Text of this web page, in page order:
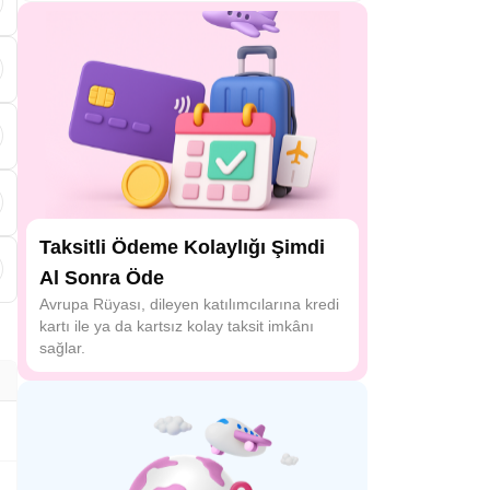
Taksitli Ödeme Kolaylığı Şimdi
Al Sonra Öde
Avrupa Rüyası, dileyen katılımcılarına kredi
kartı ile ya da kartsız kolay taksit imkânı
sağlar.